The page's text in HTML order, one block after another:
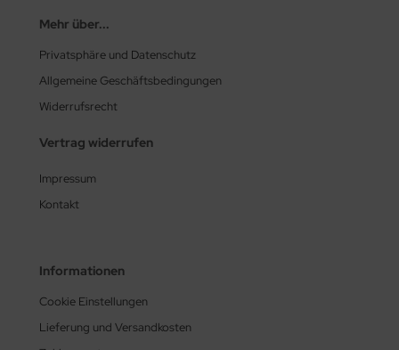
Mehr über...
Privatsphäre und Datenschutz
Allgemeine Geschäftsbedingungen
Widerrufsrecht
Vertrag widerrufen
Impressum
Kontakt
Informationen
Cookie Einstellungen
Lieferung und Versandkosten